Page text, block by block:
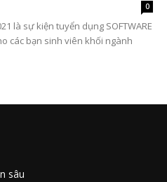
0
là sự kiện tuyển dụng SOFTWARE
các bạn sinh viên khối ngành
sâu